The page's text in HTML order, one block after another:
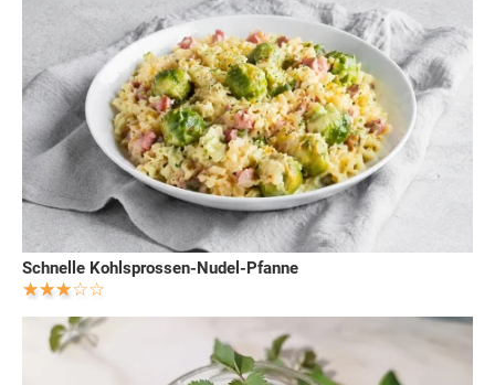
Schnelle Kohlsprossen-Nudel-Pfanne